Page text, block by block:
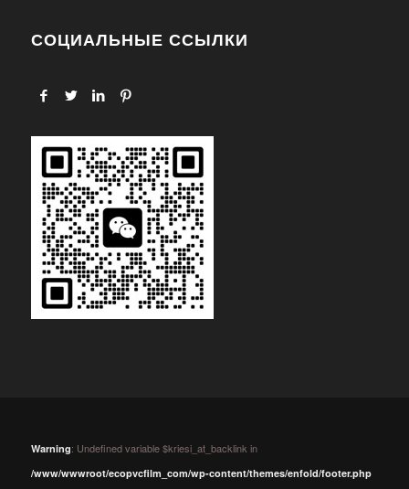
СОЦИАЛЬНЫЕ ССЫЛКИ
Warning: Undefined variable $kriesi_at_backlink in
/www/wwwroot/ecopvcfilm_com/wp-content/themes/enfold/footer.php